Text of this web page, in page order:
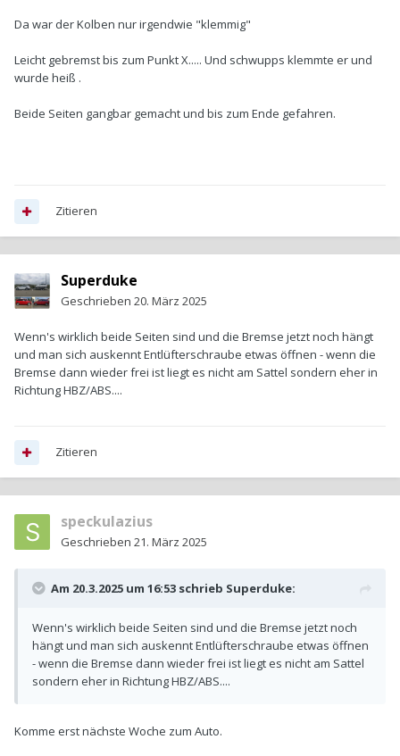
Da war der Kolben nur irgendwie "klemmig"
Leicht gebremst bis zum Punkt X..... Und schwupps klemmte er und
wurde heiß .
Beide Seiten gangbar gemacht und bis zum Ende gefahren.
Zitieren
Superduke
Geschrieben 20. März 2025
Wenn's wirklich beide Seiten sind und die Bremse jetzt noch hängt
und man sich auskennt Entlüfterschraube etwas öffnen - wenn die
Bremse dann wieder frei ist liegt es nicht am Sattel sondern eher in
Richtung HBZ/ABS....
Zitieren
speckulazius
Geschrieben 21. März 2025
Am 20.3.2025 um 16:53 schrieb Superduke:
Wenn's wirklich beide Seiten sind und die Bremse jetzt noch
hängt und man sich auskennt Entlüfterschraube etwas öffnen
- wenn die Bremse dann wieder frei ist liegt es nicht am Sattel
sondern eher in Richtung HBZ/ABS....
Komme erst nächste Woche zum Auto.